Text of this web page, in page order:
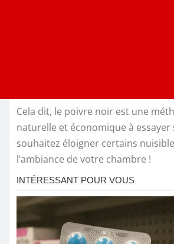
Cela dit, le poivre noir est une
naturelle et économique à essayer
souhaitez éloigner certains
l’ambiance de votre chambre !